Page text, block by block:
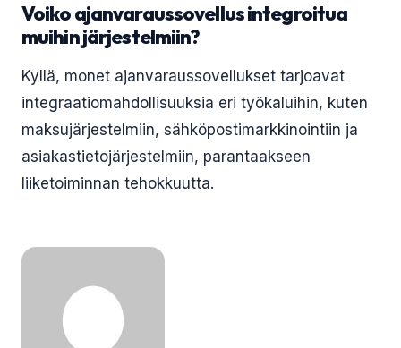
Voiko ajanvaraussovellus integroitua
muihin järjestelmiin?
Kyllä, monet ajanvaraussovellukset tarjoavat
integraatiomahdollisuuksia eri työkaluihin, kuten
maksujärjestelmiin, sähköpostimarkkinointiin ja
asiakastietojärjestelmiin, parantaakseen
liiketoiminnan tehokkuutta.